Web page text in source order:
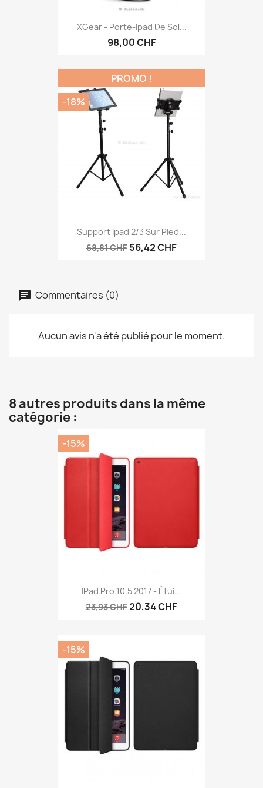
XGear - Porte-Ipad De Sol...
98,00 CHF
Support Ipad 2/3 Sur Pied...
68,81 CHF 56,42 CHF
PROMO !
-18%
Commentaires (0)
Aucun avis n'a été publié pour le moment.
8 autres produits dans la même
catégorie :
IPad Pro 10.5 2017 - Étui...
23,93 CHF20,34 CHF
-15%
-15%